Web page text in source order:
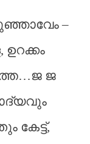
–
ഉറക്കം
ജ
കേട്ട്,